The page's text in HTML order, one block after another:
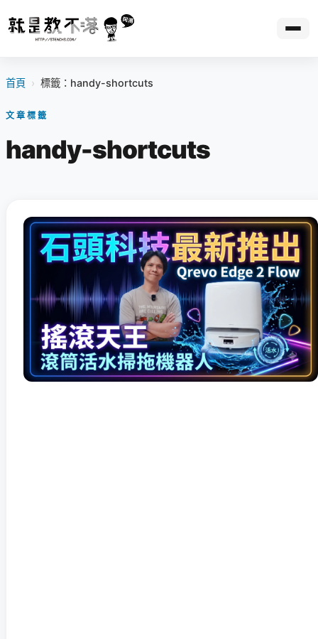
首頁 › 標籤：handy-shortcuts
文章標籤
handy-shortcuts